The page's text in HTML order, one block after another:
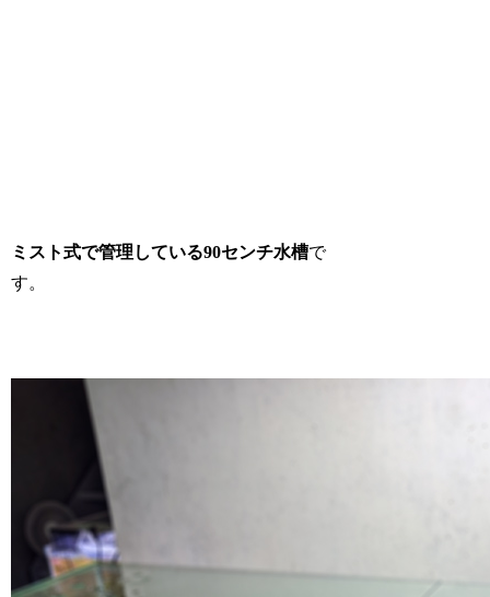
ミスト式で管理している90センチ水槽で
す。